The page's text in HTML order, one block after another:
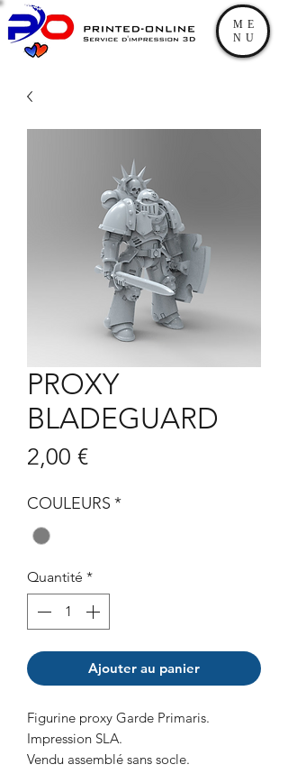
ME
NU
PROXY
BLADEGUARD
2,00 €Prix
COULEURS *
Quantité *
Ajouter au panier
Figurine proxy Garde Primaris.
Impression SLA.
Vendu assemblé sans socle.